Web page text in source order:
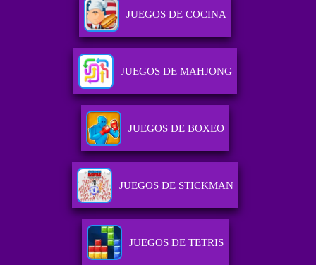
JUEGOS DE COCINA
JUEGOS DE MAHJONG
JUEGOS DE BOXEO
JUEGOS DE STICKMAN
JUEGOS DE TETRIS